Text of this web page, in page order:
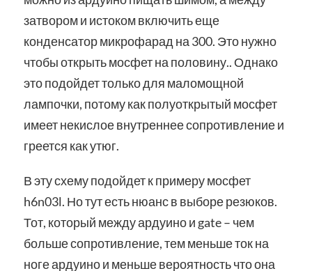
затвором и истоком включить еще
конденсатор микрофарад на 300. Это нужно
чтобы открыть мосфет на половину.. Однако
это подойдет только для маломощной
лампочки, потому как полуоткрытый мосфет
имеет некислое внутреннее сопротивление и
греется как утюг.
В эту схему подойдет к примеру мосфет
h6n03l. Но тут есть нюанс в выборе резюков.
Тот, который между ардуино и gate – чем
больше сопротивление, тем меньше ток на
ноге ардуино и меньше вероятность что она